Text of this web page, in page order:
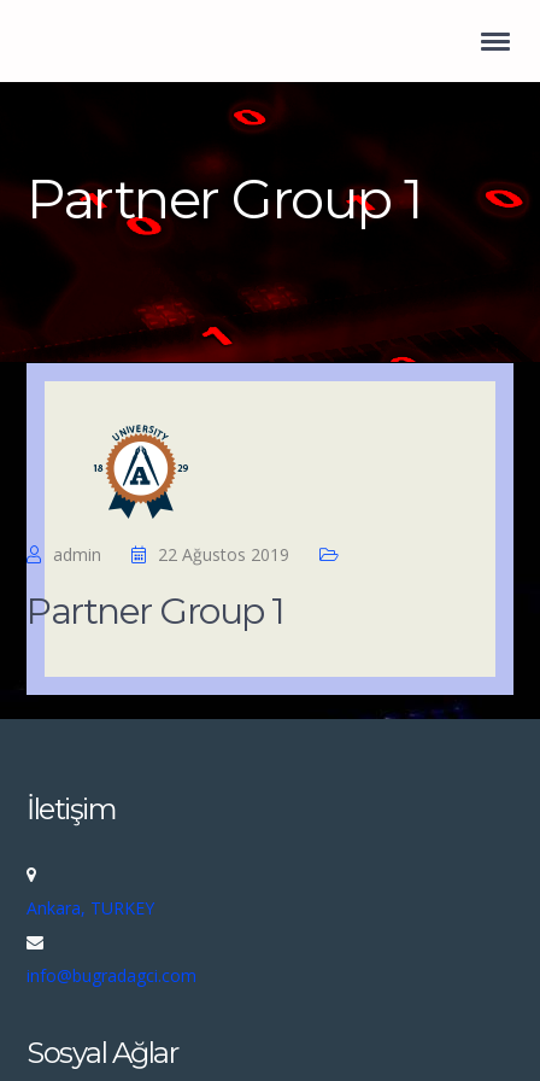
Partner Group 1
admin 22 Ağustos 2019
Partner Group 1
İletişim
Ankara, TURKEY
info@bugradagci.com
Sosyal Ağlar